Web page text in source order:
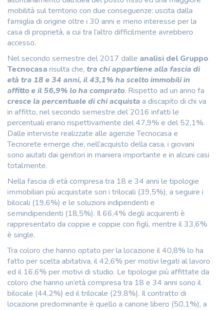
mobilità sul territorio con due conseguenze: uscita dalla
famiglia di origine oltre i 30 anni e meno interesse per la
casa di proprietà, a cui tra l’altro difficilmente avrebbero
accesso.
Nel secondo semestre del 2017 dalle analisi del Gruppo
Tecnocasarisulta che, tra chi appartiene alla fascia di
età tra 18 e 34 anni, il 43,1% ha scelto immobili in
affitto e il 56,9% lo ha comprato. Rispetto ad un anno fa
cresce la percentuale di chi acquista a discapito di chi va
in affitto, nel secondo semestre del 2016 infatti le
percentuali erano rispettivamente del 47,9% e del 52,1%.
Dalle interviste realizzate alle agenzie Tecnocasa e
Tecnorete emerge che, nell’acquisto della casa, i giovani
sono aiutati dai genitori in maniera importante e in alcuni casi
totalmente.
Nella fascia di età compresa tra 18 e 34 anni le tipologie
immobiliari più acquistate son i trilocali (39,5%), a seguire i
bilocali (19,6%) e le soluzioni indipendenti e
semindipendenti (18,5%). Il 66,4% degli acquirenti è
rappresentato da coppie e coppie con figli, mentre il 33,6%
è single.
Tra coloro che hanno optato per la locazione il 40,8% lo ha
fatto per scelta abitativa, il 42,6% per motivi legati al lavoro
ed il 16,6% per motivi di studio. Le tipologie più affittate da
coloro che hanno un’età compresa tra 18 e 34 anni sono il
bilocale (44,2%) ed il trilocale (29,8%). Il contratto di
locazione predominante è quello a canone libero (50,1%), a